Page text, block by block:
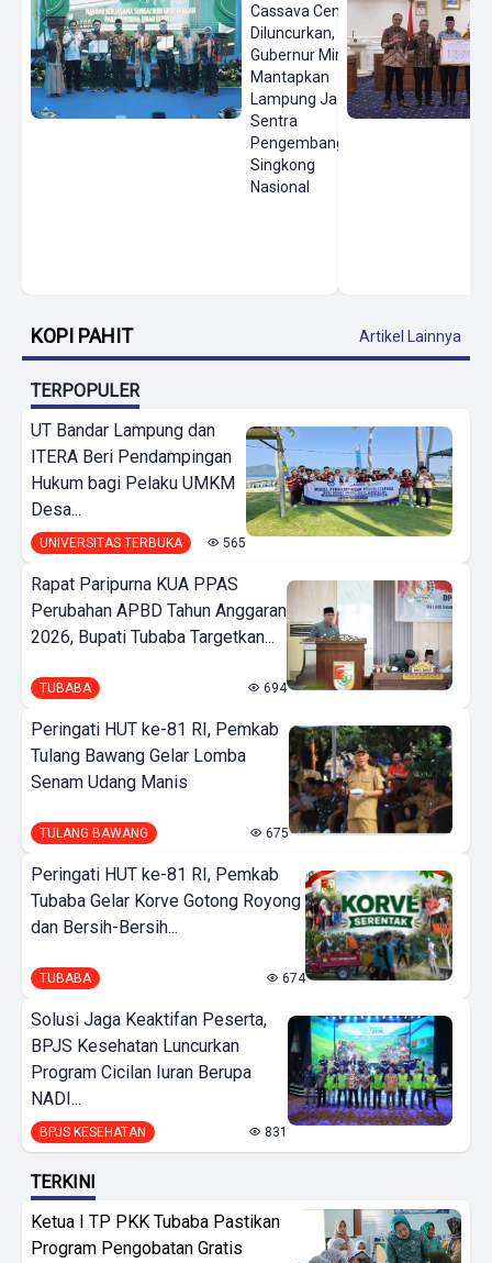
Cassava Center
Diluncurkan,
Gubernur Mirza
Mantapkan
Lampung Jadi
Sentra
Pengembangan
Singkong
Nasional
KOPI PAHIT Artikel Lainnya
TERPOPULER
UT Bandar Lampung dan
ITERA Beri Pendampingan
Hukum bagi Pelaku UMKM
Desa...
UNIVERSITAS TERBUKA 565
Rapat Paripurna KUA PPAS
Perubahan APBD Tahun Anggaran
2026, Bupati Tubaba Targetkan...
TUBABA 694
Peringati HUT ke-81 RI, Pemkab
Tulang Bawang Gelar Lomba
Senam Udang Manis
TULANG BAWANG 675
Peringati HUT ke-81 RI, Pemkab
Tubaba Gelar Korve Gotong Royong
dan Bersih-Bersih...
TUBABA 674
Solusi Jaga Keaktifan Peserta,
BPJS Kesehatan Luncurkan
Program Cicilan Iuran Berupa
NADI...
BPJS KESEHATAN 831
TERKINI
Ketua I TP PKK Tubaba Pastikan
Program Pengobatan Gratis